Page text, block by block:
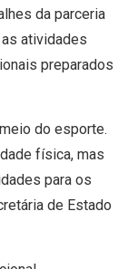
da parceria
atividades
preparados
do esporte.
física, mas
para os
de Estado